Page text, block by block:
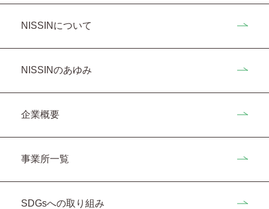
NISSINについて
NISSINのあゆみ
企業概要
事業所一覧
SDGsへの取り組み